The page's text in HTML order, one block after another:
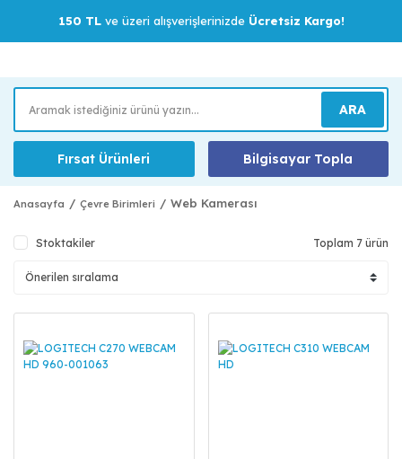
150 TLve üzeri alışverişlerinizde Ücretsiz Kargo!
ARA
Fırsat Ürünleri Bilgisayar Topla
Anasayfa Çevre Birimleri Web Kamerası
Stoktakiler Toplam 7 ürün